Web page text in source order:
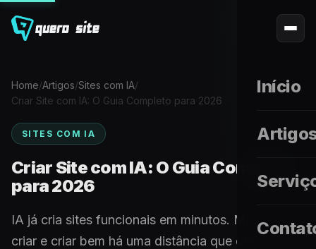
Início
Home/Artigos/Sites com IA/
Criar Site com IA: O Guia Completo para 2026
SITES COM IA
Criar Site com IA: O Guia Completo
para 2026
IA já cria sites funcionais em minutos. Mas entre
criar e criar bem há uma distância que define se o